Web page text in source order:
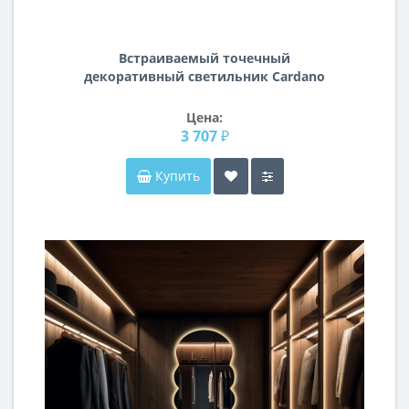
Встраиваемый точечный
декоративный светильник Cardano
Цена:
3 707 ₽
Купить